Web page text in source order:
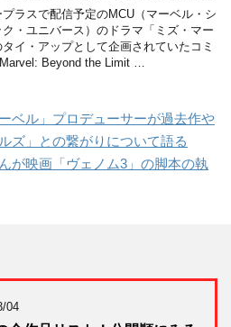
ラスで配信予定のMCU（マーベル・シ
ク・ユニバース）のドラマ「ミズ・マー
イ・アップとして企画されていたコミ
Beyond the Limit …
ベル」プロデューサーが過去作や
ズ」との繋がりについて語る
が映画「ヴェノム3」の脚本の執
04